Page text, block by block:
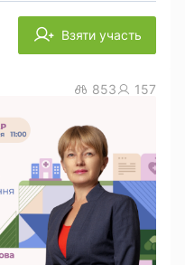
Взяти участь
853 157